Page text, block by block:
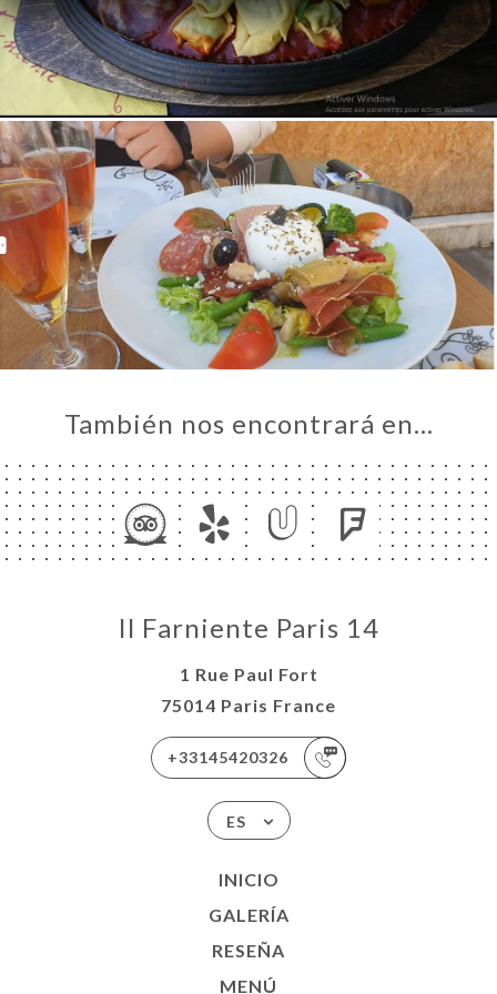
También nos encontrará en…
Il Farniente Paris 14
1 Rue Paul Fort
75014 Paris France
+33145420326
ES
INICIO
GALERÍA
RESEÑA
MENÚ